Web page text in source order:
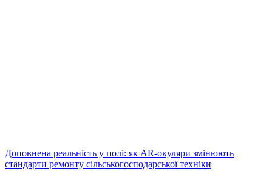
Доповнена реальність у полі: як AR-окуляри змінюють
стандарти ремонту сільськогосподарської техніки